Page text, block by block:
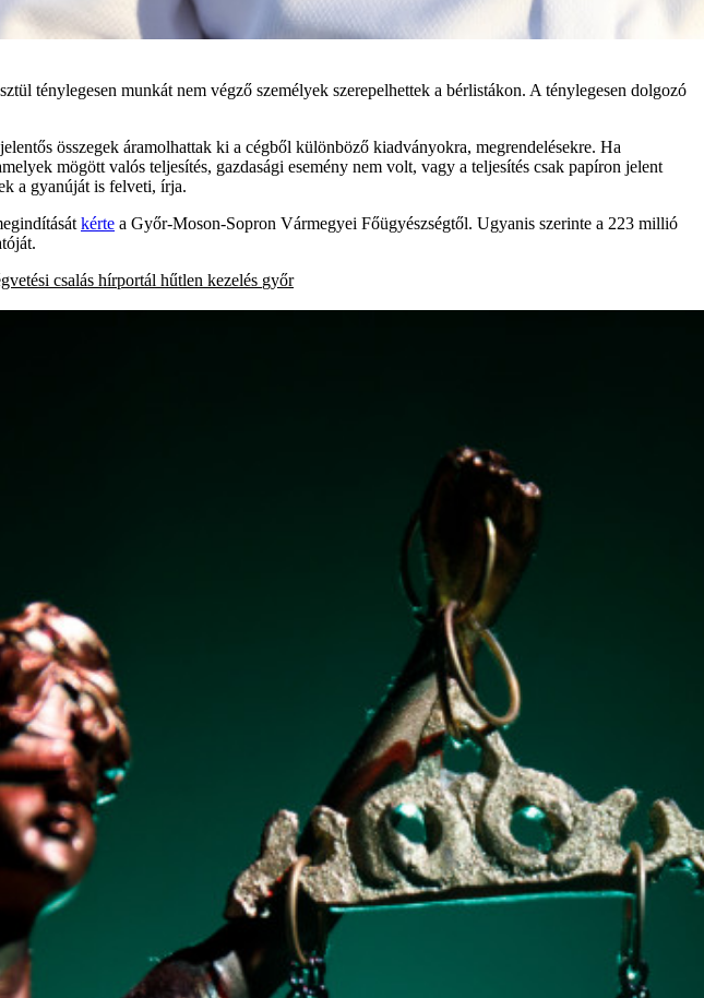
ténylegesen munkát nem végző személyek szerepelhettek a bérlistákon. A ténylegesen dolgozó
összegek áramolhattak ki a cégből különböző kiadványokra, megrendelésekre. Ha
mögött valós teljesítés, gazdasági esemény nem volt, vagy a teljesítés csak papíron jelent
a gyanúját is felveti, írja.
kérte a Győr-Moson-Sopron Vármegyei Főügyészségtől. Ugyanis szerinte a 223 millió
csalás hírportál hűtlen kezelés győr